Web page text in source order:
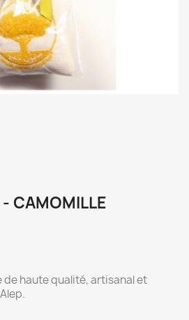
CAMOMILLE
de haute qualité, artisanal et